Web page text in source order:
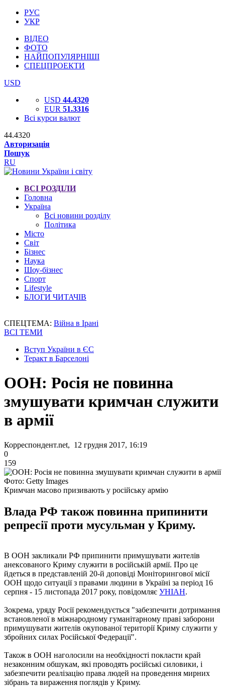
РУС
УКР
ВІДЕО
ФОТО
НАЙПОПУЛЯРНІШІ
СПЕЦПРОЕКТИ
USD
USD 44.4320
EUR 51.3316
Всі курси валют
44.4320
Авторизація
Пошук
RU
ВСІ РОЗДІЛИ
Головна
Україна
Всі новини розділу
Політика
Місто
Світ
Бізнес
Наука
Шоу-бізнес
Спорт
Lifestyle
БЛОГИ ЧИТАЧІВ
СПЕЦТЕМА: Війна в Ірані
ВСІ ТЕМИ
Вступ України в ЄС
Теракт в Барселоні
ООН: Росія не повинна
змушувати кримчан служити
в армії
Корреспондент.net, 12 грудня 2017, 16:19
0
159
Фото: Getty Images
Кримчан масово призивають у російську армію
Влада РФ також повинна припинити
репресії проти мусульман у Криму.
В ООН закликали РФ припинити примушувати жителів
анексованого Криму служити в російській армії. Про це
йдеться в представленій 20-й доповіді Моніторингової місії
ООН щодо ситуації з правами людини в Україні за період 16
серпня - 15 листопада 2017 року, повідомляє УНІАН.
Зокрема, уряду Росії рекомендується "забезпечити дотримання
встановленої в міжнародному гуманітарному праві заборони
примушувати жителів окупованої території Криму служити у
збройних силах Російської Федерації".
Також в ООН наголосили на необхідності покласти край
незаконним обшукам, які проводять російські силовики, і
забезпечити реалізацію права людей на проведення мирних
зібрань та вираження поглядів у Криму.